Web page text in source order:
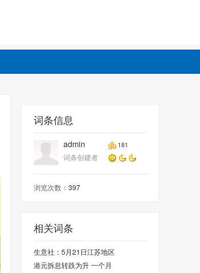
词条信息
admin 181
词条创建者
浏览次数： 397
相关词条
生意社：5月21日江苏地区
港元拆息转跌为升 一个月